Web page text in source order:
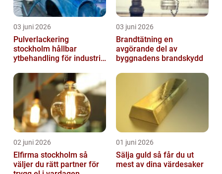
03 juni 2026
Pulverlackering
stockholm hållbar
ytbehandling för industri
03 juni 2026
Brandtätning en
avgörande del av
byggnadens brandskydd
02 juni 2026
Elfirma stockholm så
väljer du rätt partner för
01 juni 2026
Sälja guld så får du ut
mest av dina värdesaker